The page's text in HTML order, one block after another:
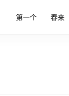
第一个 春来